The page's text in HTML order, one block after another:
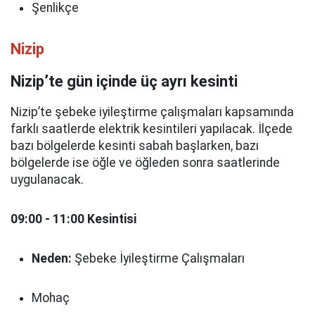
Şenlikçe
Nizip
Nizip’te gün içinde üç ayrı kesinti
Nizip’te şebeke iyileştirme çalışmaları kapsamında
farklı saatlerde elektrik kesintileri yapılacak. İlçede
bazı bölgelerde kesinti sabah başlarken, bazı
bölgelerde ise öğle ve öğleden sonra saatlerinde
uygulanacak.
09:00 - 11:00 Kesintisi
Neden: Şebeke İyileştirme Çalışmaları
Mohaç